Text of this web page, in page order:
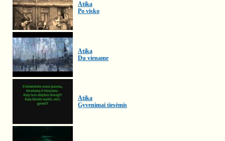
Atika
Po visko
Atika
Du viename
Atika
Gyvenimai tiesėmis